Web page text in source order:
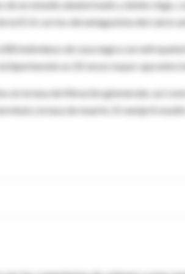
de un estudio aleatorizado y doble ciego,
la ECA con los del antagonista del calcio
individuos de raza negra con
hipertensión es 20 veces mayor que entre
en la tasa de filtración glomerular, así
y la tasa de muerte. El ramipril